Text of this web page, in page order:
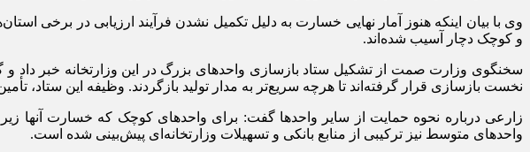
و کوچک دچار آسیب شده‌اند.
سخنگوی وزارت صمت از تشکیل ستاد بازسازی واحد‌های بزرگ در این وزارتخانه خبر داد و
نخست بازسازی قرار گرفته‌اند تا هرچه سریع‌تر به مدار تولید بازگردند. وظیفه این ستاد،
واحد‌های متوسط نیز ترکیبی از منابع بانکی و تسهیلات وزارتخانه‌ای پیش‌بینی شده است.